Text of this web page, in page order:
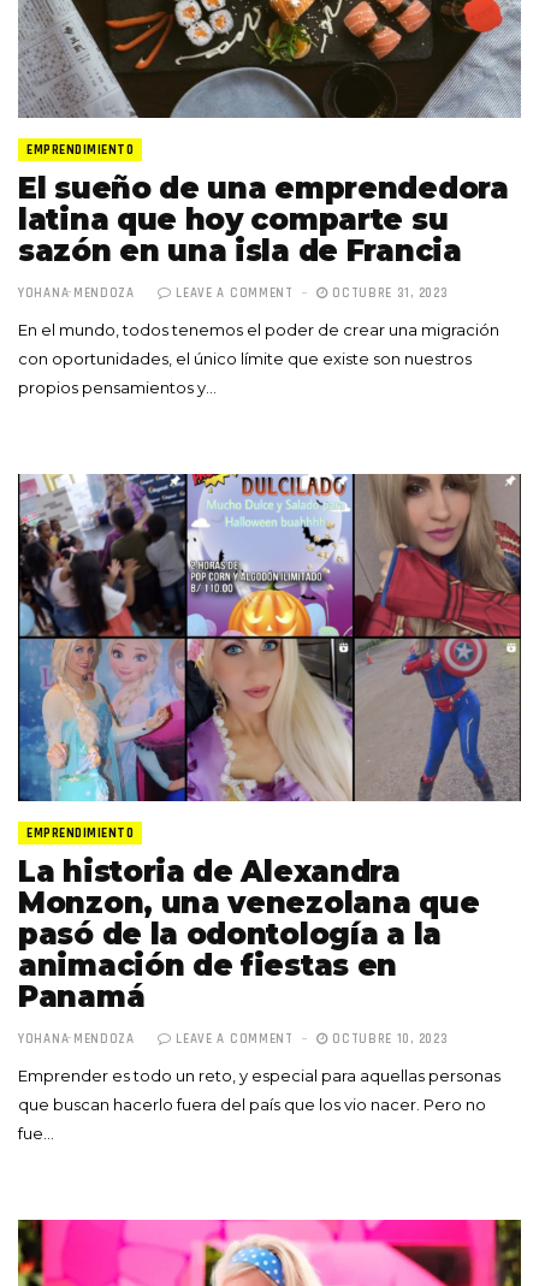
EMPRENDIMIENTO
El sueño de una emprendedora
latina que hoy comparte su
sazón en una isla de Francia
YOHANA MENDOZA LEAVE A COMMENT OCTUBRE 31, 2023
En el mundo, todos tenemos el poder de crear una migración
con oportunidades, el único límite que existe son nuestros
propios pensamientos y…
EMPRENDIMIENTO
La historia de Alexandra
Monzon, una venezolana que
pasó de la odontología a la
animación de fiestas en
Panamá
YOHANA MENDOZA LEAVE A COMMENT OCTUBRE 10, 2023
Emprender es todo un reto, y especial para aquellas personas
que buscan hacerlo fuera del país que los vio nacer. Pero no
fue…